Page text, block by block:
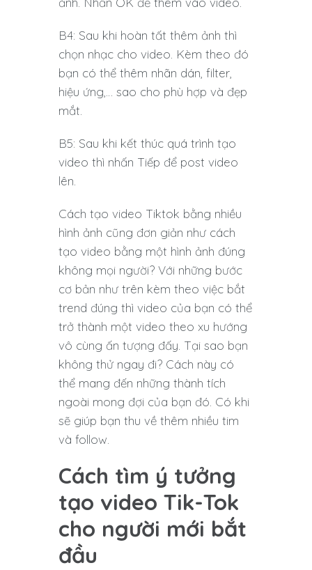
B4: Sau khi hoàn tất thêm ảnh thì
chọn nhạc cho video. Kèm theo đó
bạn có thể thêm nhãn dán, filter,
hiệu ứng,… sao cho phù hợp và đẹp
mắt.
B5: Sau khi kết thúc quá trình tạo
video thì nhấn Tiếp để post video
lên.
Cách tạo video Tiktok bằng nhiều
hình ảnh cũng đơn giản như cách
tạo video bằng một hình ảnh đúng
không mọi người? Với những bước
cơ bản như trên kèm theo việc bắt
trend đúng thì video của bạn có thể
trở thành một video theo xu hướng
vô cùng ấn tượng đấy. Tại sao bạn
không thử ngay đi? Cách này có
thể mang đến những thành tích
ngoài mong đợi của bạn đó. Có khi
sẽ giúp bạn thu về thêm nhiều tim
và follow.
Cách tìm ý tưởng
tạo video Tik-Tok
cho người mới bắt
đầu